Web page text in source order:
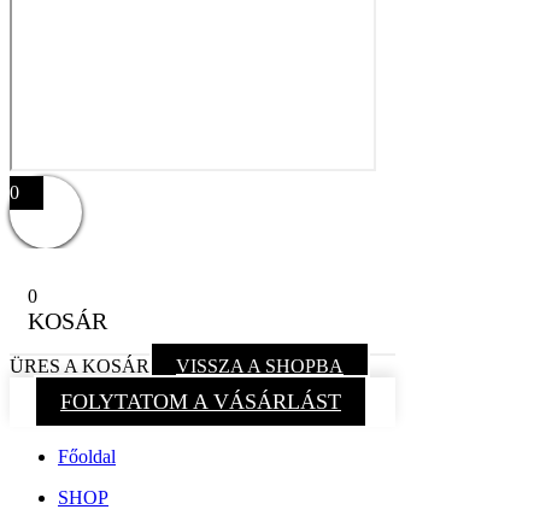
0
0
KOSÁR
ÜRES A KOSÁR VISSZA A SHOPBA
FOLYTATOM A VÁSÁRLÁST
Főoldal
SHOP